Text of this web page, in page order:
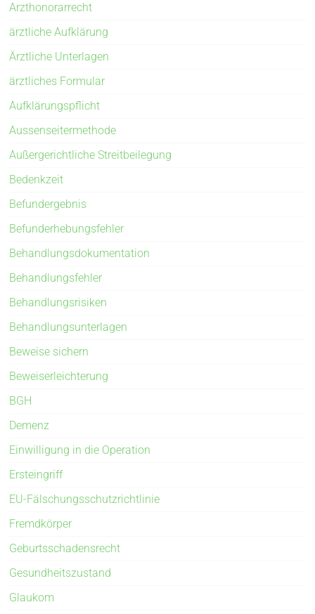
Arzthonorarrecht
ärztliche Aufklärung
Ärztliche Unterlagen
ärztliches Formular
Aufklärungspflicht
Aussenseitermethode
Außergerichtliche Streitbeilegung
Bedenkzeit
Befundergebnis
Befunderhebungsfehler
Behandlungsdokumentation
Behandlungsfehler
Behandlungsrisiken
Behandlungsunterlagen
Beweise sichern
Beweiserleichterung
BGH
Demenz
Einwilligung in die Operation
Ersteingriff
EU-Fälschungsschutzrichtlinie
Fremdkörper
Geburtsschadensrecht
Gesundheitszustand
Glaukom